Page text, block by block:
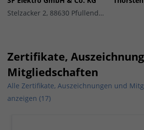
Stelzacker 2, 88630 Pfullendorf
Zertifikate,
Mitgliedschaften
Alle Zertifikate, Auszeichnungen und
anzeigen (17)